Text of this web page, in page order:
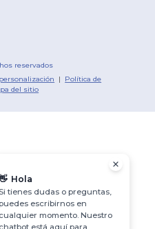
reservados
| Política de
del sitio
Hola
Si tienes dudas o preguntas,
escribirnos en
cualquier momento. Nuestro
chatbot está aquí para